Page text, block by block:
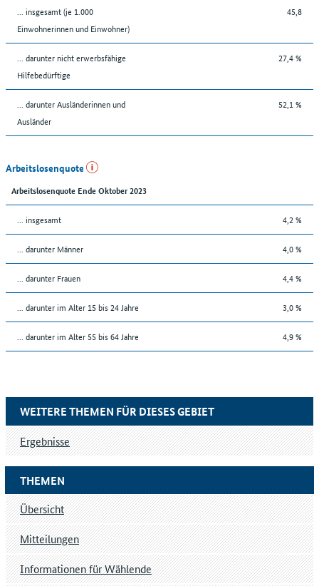
... insgesamt (je 1.000
Einwohnerinnen und Einwohner)
45,8
... darunter nicht erwerbsfähige
Hilfebedürftige
27,4 %
... darunter Ausländerinnen und
Ausländer
52,1 %
Arbeitslosenquote
Arbeitslosenquote Ende Oktober 2023
... insgesamt 4,2 %
... darunter Männer 4,0 %
... darunter Frauen 4,4 %
... darunter im Alter 15 bis 24 Jahre 3,0 %
... darunter im Alter 55 bis 64 Jahre 4,9 %
THEMEN
Übersicht
Mitteilungen
Informationen für Wählende
WEITERE THEMEN FÜR DIESES GEBIET
Ergebnisse